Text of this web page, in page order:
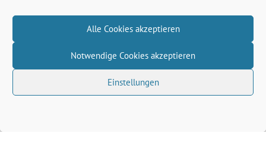
Alle Cookies akzeptieren
Notwendige Cookies akzeptieren
Einstellungen